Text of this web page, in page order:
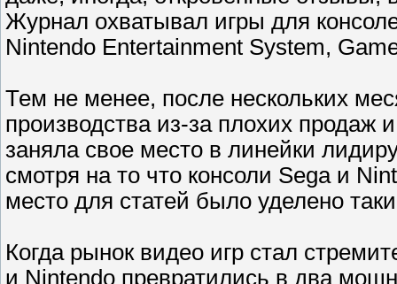
Журнал охватывал игры для
Nintendo Entertainment System,
Тем не менее, после нескольких
производства из-за плохих продаж
заняла свое место в линейки
смотря на то что консоли Sega и
место для статей было уделено
Когда рынок видео игр стал
и Nintendo превратились в два